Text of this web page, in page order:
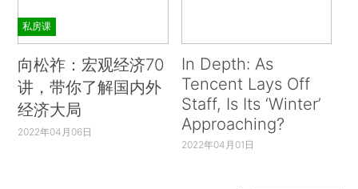
私房课
向松祚：宏观经济70
讲，带你了解国内外
经济大局
2022年04月06日
In Depth: As
Tencent Lays Off
Staff, Is Its ‘Winter’
Approaching?
2022年04月01日